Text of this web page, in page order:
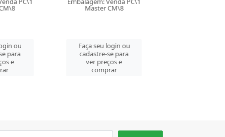
ou
para
e
Embalagem: Venda PC\1
Master CM\8
Faça seu login ou
cadastre-se para
ver preços e
comprar